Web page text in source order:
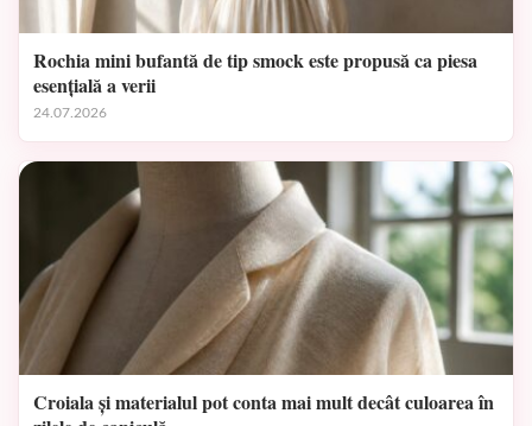
Rochia mini bufantă de tip smock este propusă ca piesa
esențială a verii
24.07.2026
Croiala și materialul pot conta mai mult decât culoarea în